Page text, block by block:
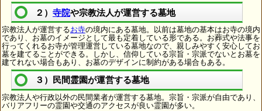
２） 寺院や宗教法人が運営する墓地
宗教法人が運営するお寺の境内にある墓地。以前は墓地の基本はお寺の境内
であり、お墓のイメージとして最も定着している形である。お葬式や法事を
行ってくれるお寺が管理運営している墓地なので、親しみやすく安心してお
墓を建てることができる。しかし、信仰している宗旨・宗派でないとお墓を
建てれない場合もあり、お墓のデザインに制約がある場合もある。
３）民間霊園が運営する墓地
宗教法人や行政以外の民間業者が運営する墓地。宗旨・宗派が自由であり、
バリアフリーの霊園や交通のアクセスが良い霊園が多い。